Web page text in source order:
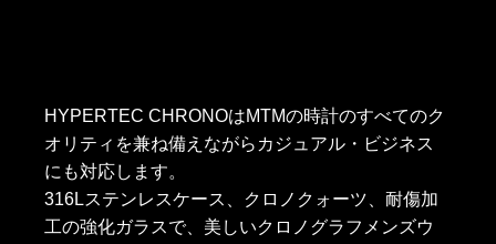
HYPERTEC CHRONOはMTMの時計のすべてのク
オリティを兼ね備えながらカジュアル・ビジネス
にも対応します。
316Lステンレスケース、クロノクォーツ、耐傷加
工の強化ガラスで、美しいクロノグラフメンズウ